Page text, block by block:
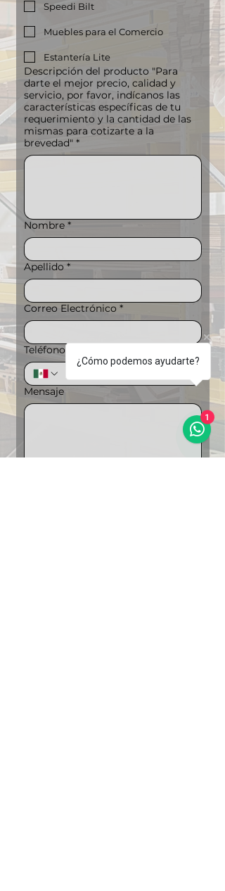
Speedi Bilt
Muebles para el Comercio
Estantería Lite
Descripción del producto "Para
darte el mejor precio, calidad y
servicio, por favor, indícanos las
características específicas de tu
requerimiento y la cantidad de las
mismas para cotizarte a la
brevedad" *
Nombre *
Apellido *
Correo Electrónico *
Teléfono
Mensaje
¿Cómo podemos ayudarte?
1